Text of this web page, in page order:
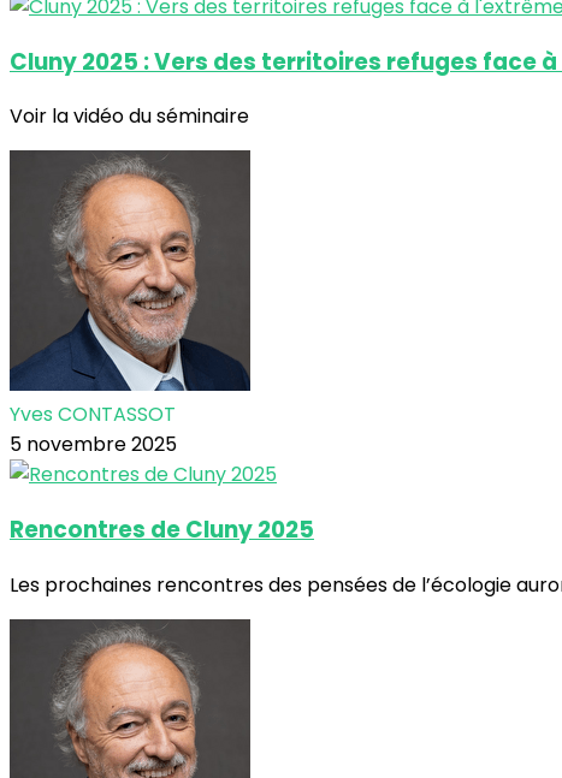
Cluny 2025 : Vers des territoires refuges face
Voir la vidéo du séminaire
Yves CONTASSOT
5 novembre 2025
Rencontres de Cluny 2025
Les prochaines rencontres des pensées de l’écologie